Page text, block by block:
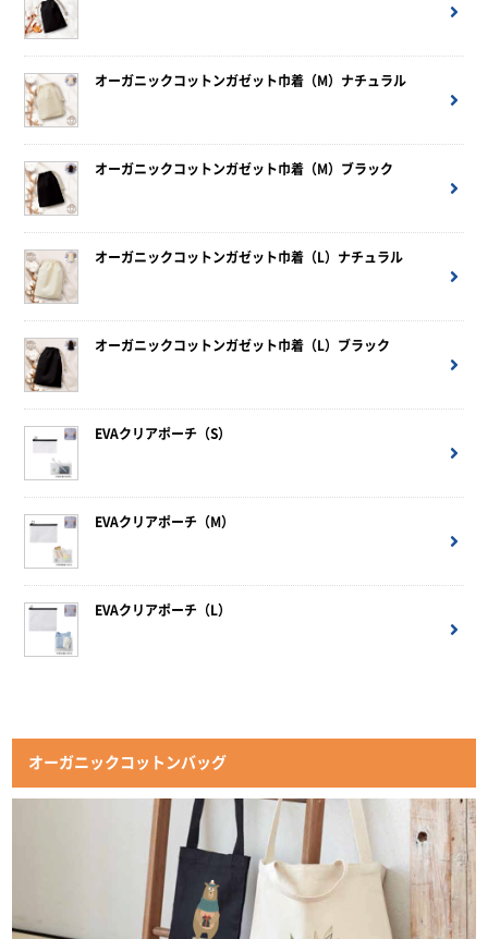
オーガニックコットンガゼット巾着（M）ナチュラル
オーガニックコットンガゼット巾着（M）ブラック
オーガニックコットンガゼット巾着（L）ナチュラル
オーガニックコットンガゼット巾着（L）ブラック
EVAクリアポーチ（S）
EVAクリアポーチ（M）
EVAクリアポーチ（L）
オーガニックコットンバッグ